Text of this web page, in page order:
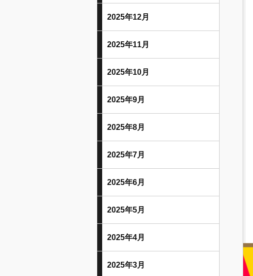
2025年12月
2025年11月
2025年10月
2025年9月
2025年8月
2025年7月
2025年6月
2025年5月
2025年4月
2025年3月